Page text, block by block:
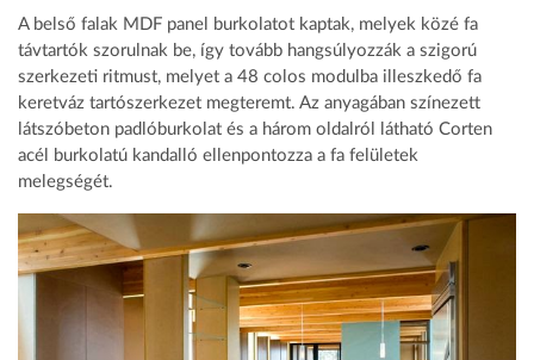
A belső falak MDF panel burkolatot kaptak, melyek közé fa
távtartók szorulnak be, így tovább hangsúlyozzák a szigorú
szerkezeti ritmust, melyet a 48 colos modulba illeszkedő fa
keretváz tartószerkezet megteremt. Az anyagában színezett
látszóbeton padlóburkolat és a három oldalról látható Corten
acél burkolatú kandalló ellenpontozza a fa felületek
melegségét.